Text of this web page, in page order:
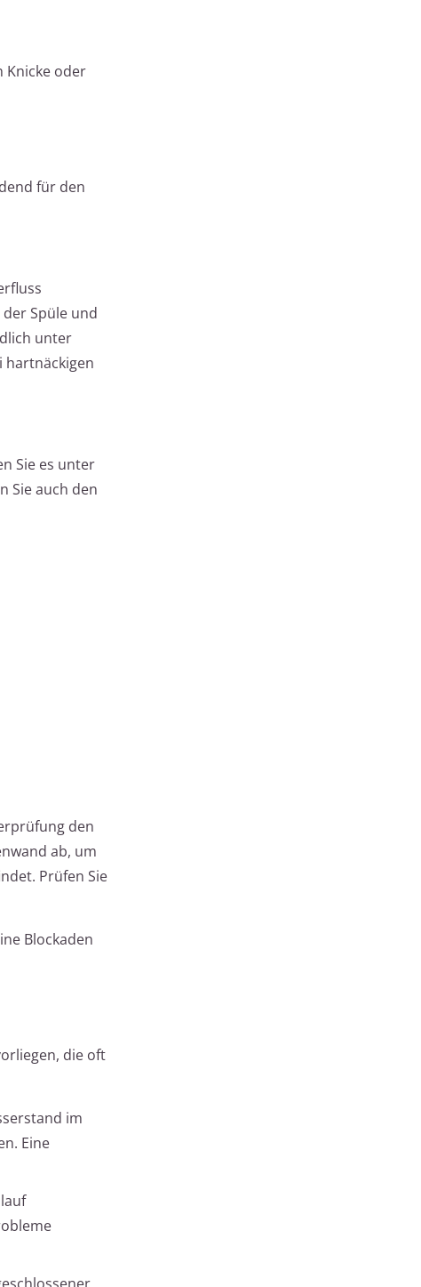
Knicke oder
für den
Spüle und
unter
hartnäckigen
Sie es unter
Sie auch den
den
ab, um
Prüfen Sie
Blockaden
die oft
im
Eine